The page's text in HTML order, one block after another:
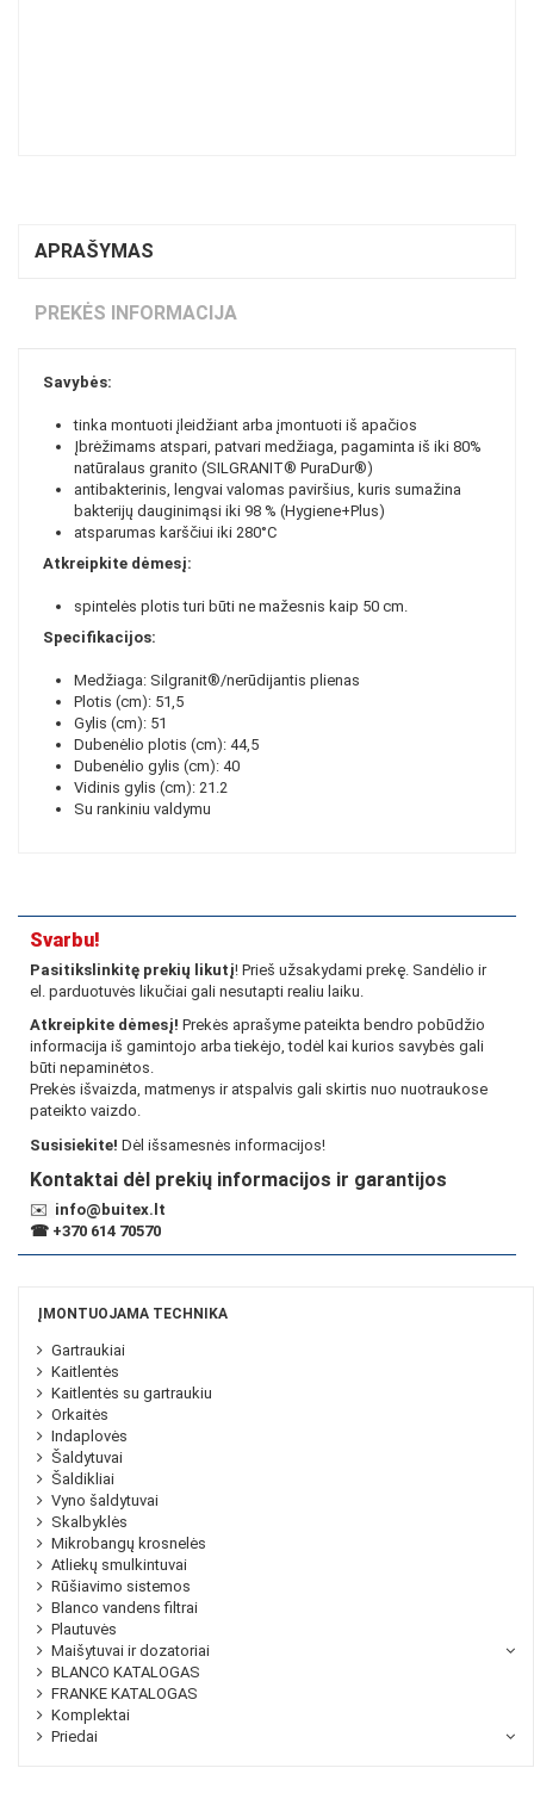
APRAŠYMAS
PREKĖS INFORMACIJA
Savybės:
tinka montuoti įleidžiant arba įmontuoti iš apačios
Įbrėžimams atspari, patvari medžiaga, pagaminta iš iki 80%
natūralaus granito (SILGRANIT® PuraDur®)
antibakterinis, lengvai valomas paviršius, kuris sumažina
bakterijų dauginimąsi iki 98 % (Hygiene+Plus)
atsparumas karščiui iki 280°C
Atkreipkite dėmesį:
spintelės plotis turi būti ne mažesnis kaip 50 cm.
Specifikacijos:
Medžiaga: Silgranit®/nerūdijantis plienas
Plotis (cm): 51,5
Gylis (cm): 51
Dubenėlio plotis (cm): 44,5
Dubenėlio gylis (cm): 40
Vidinis gylis (cm): 21.2
Su rankiniu valdymu
Svarbu!
Pasitikslinkitę prekių likutį! Prieš užsakydami prekę. Sandėlio ir
el. parduotuvės likučiai gali nesutapti realiu laiku.
Atkreipkite dėmesį! Prekės aprašyme pateikta bendro pobūdžio
informacija iš gamintojo arba tiekėjo, todėl kai kurios savybės gali
būti nepaminėtos.
Prekės išvaizda, matmenys ir atspalvis gali skirtis nuo nuotraukose
pateikto vaizdo.
Susisiekite! Dėl išsamesnės informacijos!
Kontaktai dėl prekių informacijos ir garantijos
✉️ info@buitex.lt
☎ +370 614 70570
ĮMONTUOJAMA TECHNIKA
Gartraukiai
Kaitlentės
Kaitlentės su gartraukiu
Orkaitės
Indaplovės
Šaldytuvai
Šaldikliai
Vyno šaldytuvai
Skalbyklės
Mikrobangų krosnelės
Atliekų smulkintuvai
Rūšiavimo sistemos
Blanco vandens filtrai
Plautuvės
Maišytuvai ir dozatoriai
BLANCO KATALOGAS
FRANKE KATALOGAS
Komplektai
Priedai